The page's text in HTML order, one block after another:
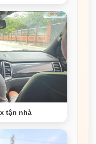
tận nhà